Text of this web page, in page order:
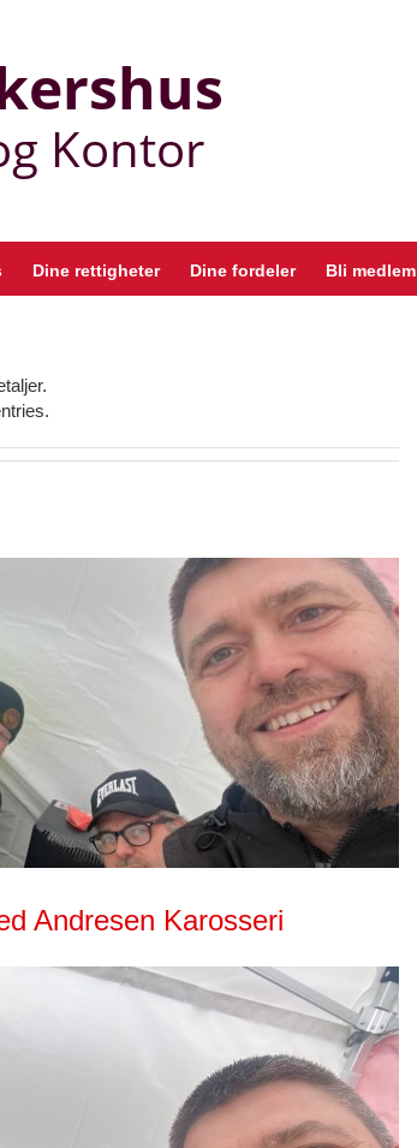
Dine rettigheter Dine fordeler Bli medlem
Andresen Karosseri